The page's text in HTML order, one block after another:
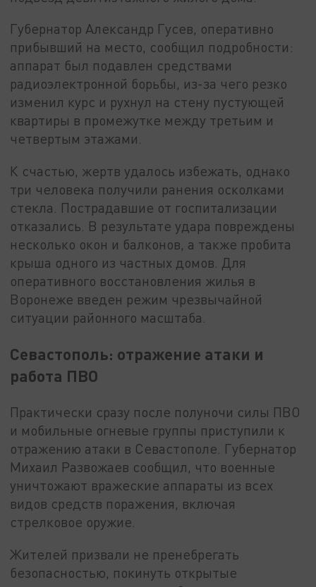
Губернатор Александр Гусев, оперативно
прибывший на место, сообщил подробности:
аппарат был подавлен средствами
радиоэлектронной борьбы, из-за чего резко
изменил курс и рухнул на стену пустующей
квартиры в промежутке между третьим и
четвертым этажами.
К счастью, жертв удалось избежать, однако
три человека получили ранения осколками
стекла. Пострадавшие от госпитализации
отказались. В результате удара повреждены
несколько окон и балконов, а также пробита
крыша одного из частных домов. Для
оперативного восстановления жилья в
Воронеже введен режим чрезвычайной
ситуации районного масштаба.
Севастополь: отражение атаки и
работа ПВО
Практически сразу после полуночи силы ПВО
и мобильные огневые группы приступили к
отражению атаки в Севастополе. Губернатор
Михаил Развожаев сообщил, что военные
уничтожают вражеские аппараты из всех
видов средств поражения, включая
стрелковое оружие.
Жителей призвали не пренебрегать
безопасностью, покинуть открытые